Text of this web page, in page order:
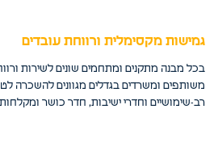
גמישות מקסימלית ורווחת עובדים
בכל מבנה מתקנים ומתחמים שונים לשירות
משותפים ומשרדים בגדלים מגוונים להשכרה
רב-שימושיים וחדרי ישיבות, חדר כושר